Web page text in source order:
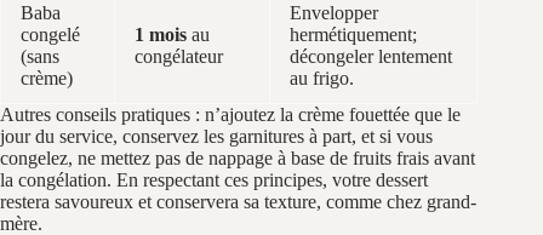
Baba
congelé
(sans
crème)
1 mois au
congélateur
Envelopper
hermétiquement;
décongeler lentement
au frigo.
Autres conseils pratiques : n’ajoutez la crème fouettée que le
jour du service, conservez les garnitures à part, et si vous
congelez, ne mettez pas de nappage à base de fruits frais avant
la congélation. En respectant ces principes, votre dessert
restera savoureux et conservera sa texture, comme chez grand-
mère.